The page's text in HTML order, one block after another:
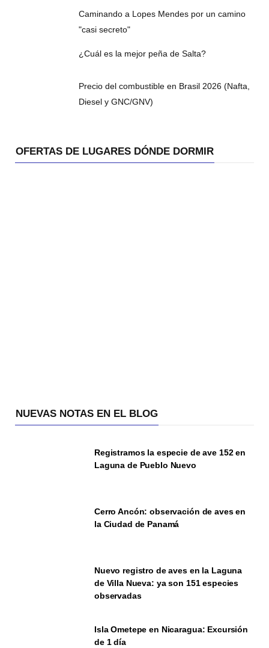
Caminando a Lopes Mendes por un camino
"casi secreto"
¿Cuál es la mejor peña de Salta?
Precio del combustible en Brasil 2026 (Nafta,
Diesel y GNC/GNV)
OFERTAS DE LUGARES DÓNDE DORMIR
NUEVAS NOTAS EN EL BLOG
Registramos la especie de ave 152 en
Laguna de Pueblo Nuevo
Cerro Ancón: observación de aves en
la Ciudad de Panamá
Nuevo registro de aves en la Laguna
de Villa Nueva: ya son 151 especies
observadas
Isla Ometepe en Nicaragua: Excursión
de 1 día